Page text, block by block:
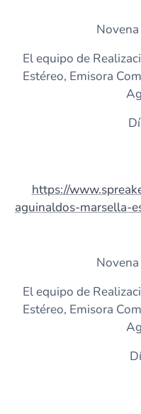
El equipo de
Estéreo, Emisora
https://
aguinaldos-marsella-
El equipo de
Estéreo, Emisora